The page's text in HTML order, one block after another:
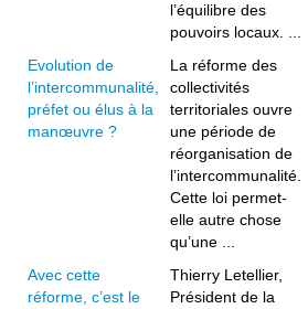
l’équilibre des
pouvoirs locaux. ...
Evolution de
l’intercommunalité,
préfet ou élus à la
manœuvre ?
La réforme des
collectivités
territoriales ouvre
une période de
réorganisation de
l’intercommunalité.
Cette loi permet-
elle autre chose
qu’une ...
Avec cette
réforme, c’est le
Thierry Letellier,
Président de la